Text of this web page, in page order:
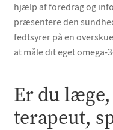
hjælp af foredrag og
præsentere den
fedtsyrer på en
at måle dit eget omega-
Er du
terapeut,